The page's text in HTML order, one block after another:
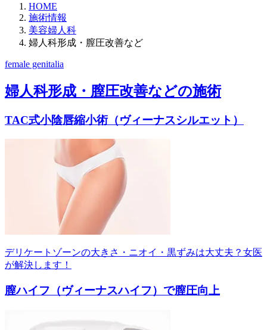
HOME
施術情報
美容婦人科
婦人科形成・膣圧改善など
female genitalia
婦人科形成・膣圧改善などの施術
TAC式小陰唇縮小術（ヴィーナスシルエット）
デリケートゾーンの大きさ・ニオイ・黒ずみは大丈夫？女医
が解決します！
膣ハイフ（ヴィーナスハイフ）で膣圧向上